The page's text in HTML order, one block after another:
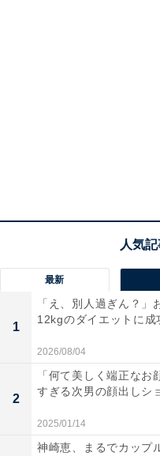
最新
1
「え、別人過ぎん？
12kgのダイエットに
2026/08/04
2
「何て美しく端正な
すぎる次男の顔出しシ
2025/01/14
神崎恵、まるでカップ